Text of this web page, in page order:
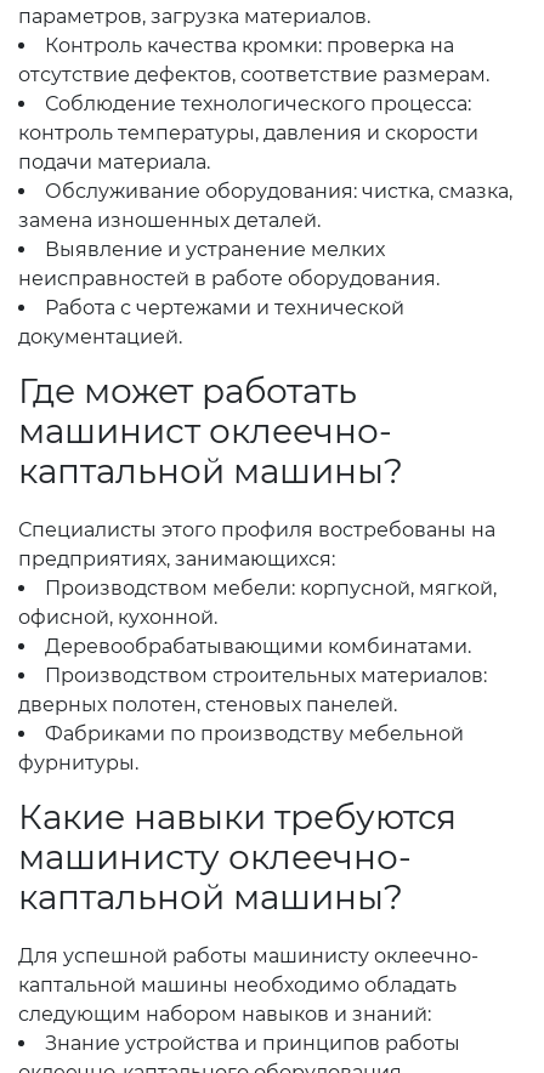
параметров, загрузка материалов.
Контроль качества кромки: проверка на
отсутствие дефектов, соответствие размерам.
Соблюдение технологического процесса:
контроль температуры, давления и скорости
подачи материала.
Обслуживание оборудования: чистка, смазка,
замена изношенных деталей.
Выявление и устранение мелких
неисправностей в работе оборудования.
Работа с чертежами и технической
документацией.
Где может работать
машинист оклеечно-
каптальной машины?
Специалисты этого профиля востребованы на
предприятиях, занимающихся:
Производством мебели: корпусной, мягкой,
офисной, кухонной.
Деревообрабатывающими комбинатами.
Производством строительных материалов:
дверных полотен, стеновых панелей.
Фабриками по производству мебельной
фурнитуры.
Какие навыки требуются
машинисту оклеечно-
каптальной машины?
Для успешной работы машинисту оклеечно-
каптальной машины необходимо обладать
следующим набором навыков и знаний:
Знание устройства и принципов работы